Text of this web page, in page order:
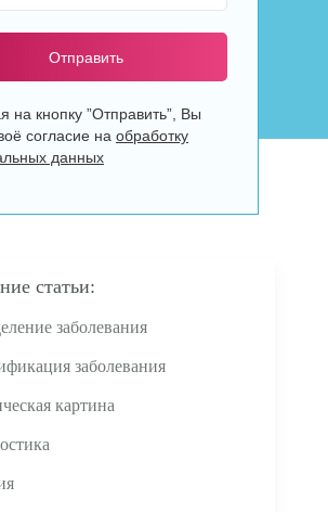
Отправить
на кнопку ”Отправить”, Вы
согласие на обработку
данных
статьи:
заболевания
заболевания
картина